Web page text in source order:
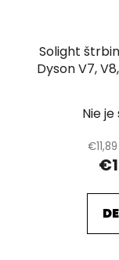
Solight
Dyson V7, V8,
Nie